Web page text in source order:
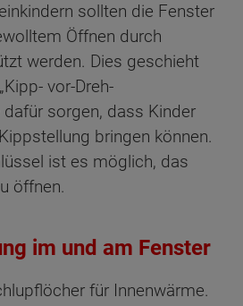
sollten die Fenster
Öffnen durch
werden. Dies geschieht
vor-Dreh-
dafür sorgen, dass Kinder
bringen können.
ist es möglich, das
öffnen.
im und am Fenster
für Innenwärme.